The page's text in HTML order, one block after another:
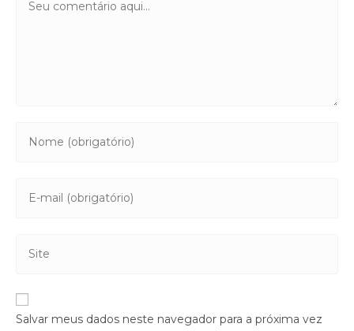
Salvar meus dados neste navegador para a próxima vez